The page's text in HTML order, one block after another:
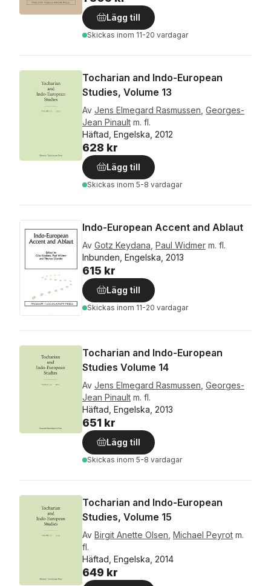
Lägg till
Skickas inom 11-20 vardagar
Tocharian and Indo-European
Studies, Volume 13
Av Jens Elmegard Rasmussen Georges-
Jean Pinault m. fl.
Häftad, Engelska, 2012
628 kr
Lägg till
Skickas inom 5-8 vardagar
Indo-European Accent and Ablaut
Av Gotz Keydana Paul Widmer m. fl.
Inbunden, Engelska, 2013
615 kr
Lägg till
Skickas inom 11-20 vardagar
Tocharian and Indo-European
Studies Volume 14
Av Jens Elmegard Rasmussen Georges-
Jean Pinault m. fl.
Häftad, Engelska, 2013
651 kr
Lägg till
Skickas inom 5-8 vardagar
Tocharian and Indo-European
Studies, Volume 15
Av Birgit Anette Olsen Michael Peyrot m.
fl.
Häftad, Engelska, 2014
649 kr